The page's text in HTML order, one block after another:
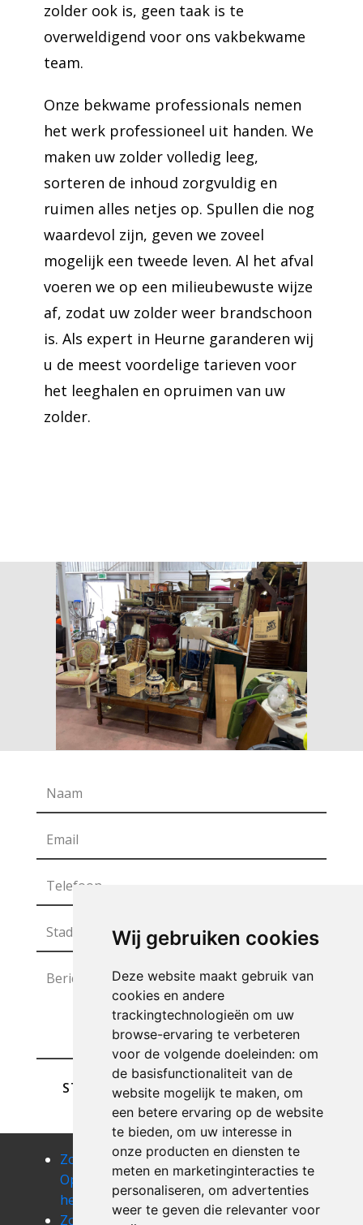
Wij gebruiken cookies
Deze website maakt gebruik van
cookies en andere
trackingtechnologieën om uw
browse-ervaring te verbeteren
voor de volgende doeleinden: om
de basisfunctionaliteit van de
website mogelijk te maken, om
een betere ervaring op de website
te bieden, om uw interesse in
onze producten en diensten te
meten en marketinginteracties te
personaliseren, om advertenties
weer te geven die relevanter voor
zolder ook is, geen taak is te
overweldigend voor ons vakbekwame
team.
Onze bekwame professionals nemen
het werk professioneel uit handen. We
maken uw zolder volledig leeg,
sorteren de inhoud zorgvuldig en
ruimen alles netjes op. Spullen die nog
waardevol zijn, geven we zoveel
mogelijk een tweede leven. Al het afval
voeren we op een milieubewuste wijze
af, zodat uw zolder weer brandschoon
is. Als expert in Heurne garanderen wij
u de meest voordelige tarieven voor
het leeghalen en opruimen van uw
zolder.
STUREN
Zolder
Opruimen
heusden
Zolder
Opruimen
hillegem
Zolder
Opruimen
hofstade
Zolder
Zolder Zolder